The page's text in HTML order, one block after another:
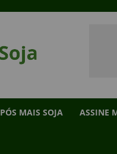
PÓS MAIS SOJA ASSINE